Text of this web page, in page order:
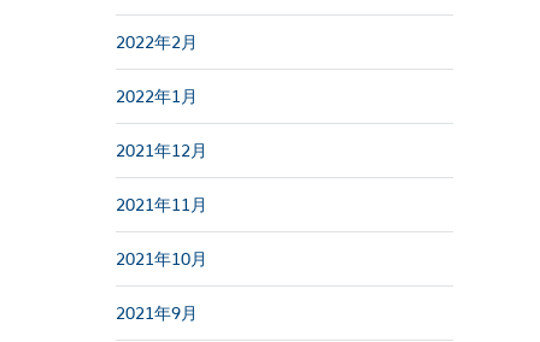
2022年2月
2022年1月
2021年12月
2021年11月
2021年10月
2021年9月